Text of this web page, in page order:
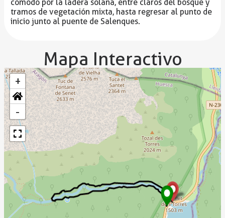
cómodo por la ladera solana, entre claros del bosque y
tramos de vegetación mixta, hasta regresar al punto de
inicio junto al puente de Salenques.
Mapa Interactivo
+
-